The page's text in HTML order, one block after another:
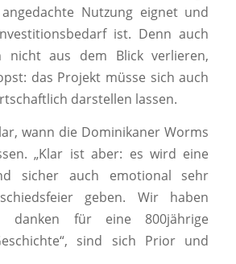
Nutzung eignet und
ist. Denn auch
nicht aus dem Blick verlieren,
das Projekt müsse sich auch
darstellen lassen.
wann die Dominikaner Worms
„Klar ist aber: es wird eine
sicher auch emotional sehr
geben. Wir haben
danken für eine 800jährige
sind sich Prior und